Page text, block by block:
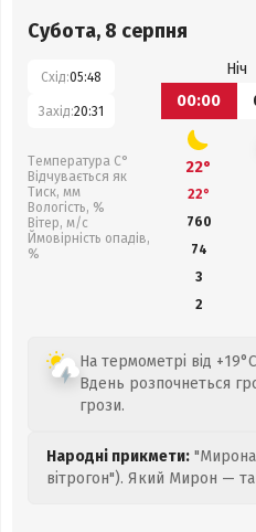
Субота, 8 серпня
Схід:05:48
Захід:20:31
Температура С°
Відчувається як
Тиск, мм
Вологість, %
Вітер, м/с
Ймовірність опадів,
%
Ніч
00:00
22°
22°
760
74
3
2
На термометрі від
Вдень розпочнеться
грози.
Народні прикмети:
вітрогон"). Який Мирон —